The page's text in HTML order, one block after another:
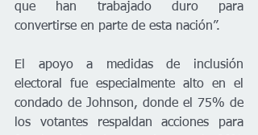
que han trabajado duro para
convertirse en parte de esta nación”.
El apoyo a medidas de inclusión
electoral fue especialmente alto en el
condado de Johnson, donde el 75% de
los votantes respaldan acciones para